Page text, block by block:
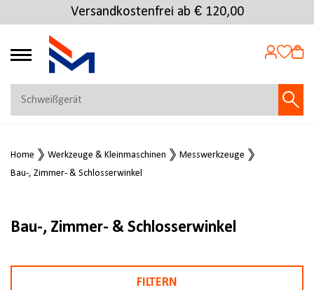
Versandkostenfrei ab € 120,00
4.72
MEIN KONTO
Jetzt anmelden
Home Werkzeuge & Kleinmaschinen
Messwerkzeuge
Bau-, Zimmer- & Schlosserwinkel
Bau-, Zimmer- & Schlosserwinkel
FILTERN